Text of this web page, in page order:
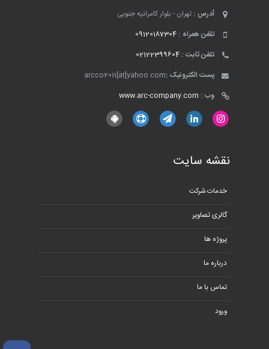
آدرس : تهران - بلوار کامرانیه جنوبی
تلفن همراه : 09120187304
تلفن ثابت : 02122399604
پست الکترونیک :arcco2011[at]yahoo.com
وب : www.arc-company.com
نقشه سایت
خدمات شرکت
گالری تصاویر
پروژه ها
درباره ما
تماس با ما
ورود